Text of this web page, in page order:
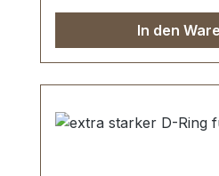
In den